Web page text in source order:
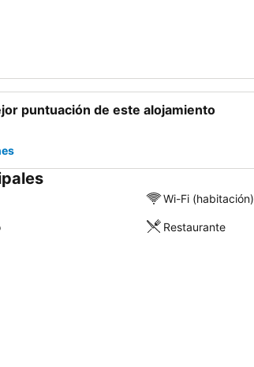
puntuación de este alojamiento
Wi-Fi (habitación)
Restaurante